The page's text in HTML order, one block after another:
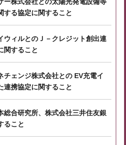
する協定に関すること
ウィルとのＪ－クレジット創出連
関すること
チェンジ株式会社との EV充電イ
連携協定に関すること
総合研究所、株式会社三井住友銀
ること